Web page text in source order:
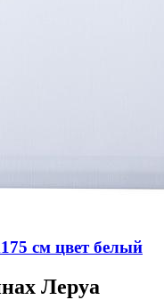
см цвет белый
Леруа